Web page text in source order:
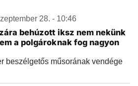
28. - 10:46
behúzott iksz nem nekünk
a polgároknak fog nagyon
beszélgetős műsorának vendége